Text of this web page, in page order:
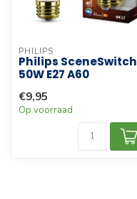
PHILIPS
Philips SceneSwitch
50W E27 A60
€9,95
Op voorraad